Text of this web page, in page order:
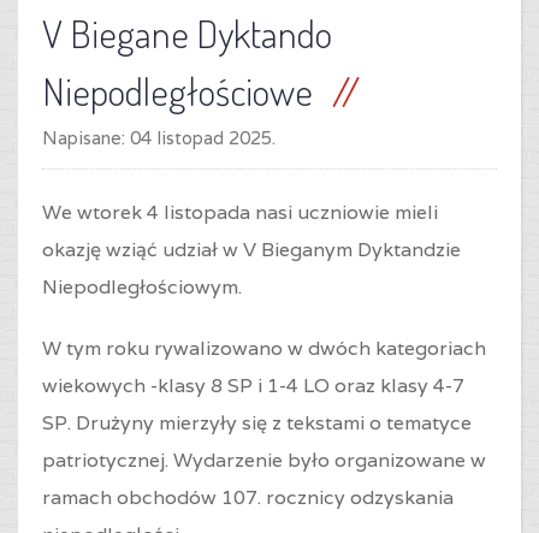
V Biegane Dyktando
Niepodległościowe
Napisane: 04 listopad 2025.
We wtorek 4 listopada nasi uczniowie mieli
okazję wziąć udział w V Bieganym Dyktandzie
Niepodległościowym.
W tym roku rywalizowano w dwóch kategoriach
wiekowych -klasy 8 SP i 1-4 LO oraz klasy 4-7
SP. Drużyny mierzyły się z tekstami o tematyce
patriotycznej. Wydarzenie było organizowane w
ramach obchodów 107. rocznicy odzyskania